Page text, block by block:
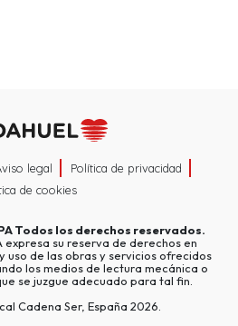
legal
Política de privacidad
de cookies
Todos los derechos reservados.
expresa su reserva de derechos en
uso de las obras y servicios ofrecidos
los medios de lectura mecánica o
se juzgue adecuado para tal fin.
Cadena Ser, España 2026.